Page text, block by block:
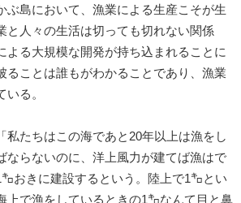
島において、漁業による生産こそが生
と人々の生活は切っても切れない関係
よる大規模な開発が持ち込まれることに
ることは誰もがわかることであり、漁業
る。
たちはこの海であと20年以上は漁をし
ならないのに、洋上風力が建てば漁はで
おきに建設するという。陸上で1㌔とい
上で漁をしているときの1㌔なんて目と鼻